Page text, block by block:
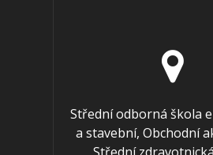
Střední odborná škola
a stavební, Obchodní